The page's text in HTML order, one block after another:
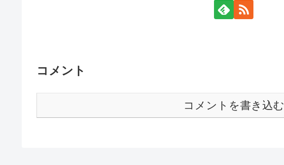
コメント
コメントを書き込む